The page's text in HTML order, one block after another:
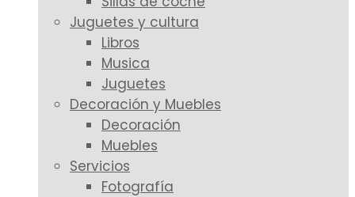
Juguetes y cultura
Libros
Musica
Juguetes
Decoración y Muebles
Decoración
Muebles
Servicios
Fotografía